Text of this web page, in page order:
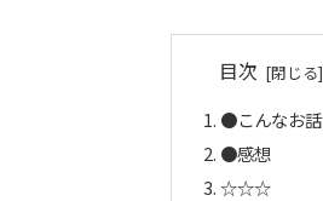
目次
●こんなお話
●感想
☆☆☆